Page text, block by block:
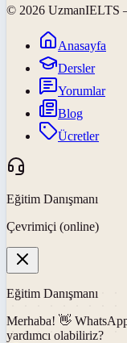
© 2026 UzmanIELTS
Anasayfa
Dersler
Yorumlar
Blog
Ücretler
Eğitim Danışmanı
Çevrimiçi (online)
Eğitim Danışmanı
Merhaba! 👋
yardımcı olabiliriz?